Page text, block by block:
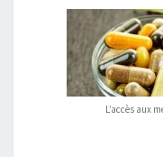
L’accès aux